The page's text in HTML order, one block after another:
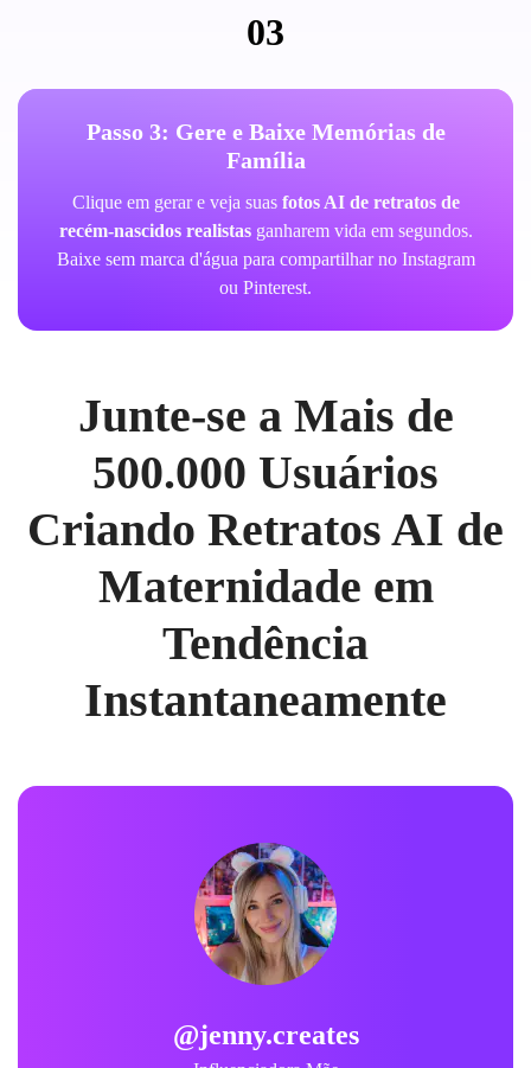
03
Passo 3: Gere e Baixe Memórias de
Família
Clique em gerar e veja suas fotos AI de retratos de
recém-nascidos realistasganharem vida em segundos.
Baixe sem marca d'água para compartilhar no Instagram
ou Pinterest.
Junte-se a Mais de
500.000 Usuários
Criando Retratos AI de
Maternidade em
Tendência
Instantaneamente
@jenny.creates